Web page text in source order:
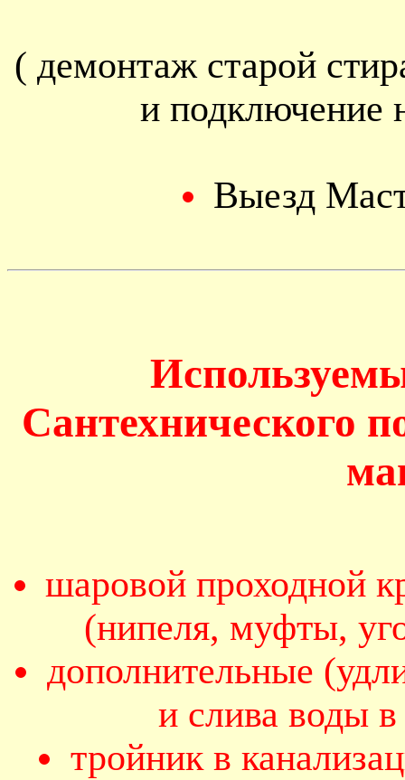
( демонтаж старой
и подключение
Выезд
Сантехнического
шаровой проходной
(нипеля, муфты,
дополнительные
и слива воды
тройник в